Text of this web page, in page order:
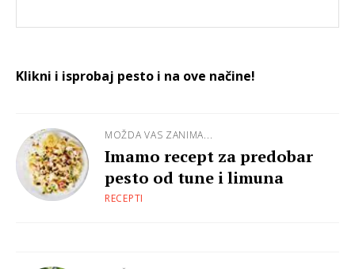
Klikni i isprobaj pesto i na ove načine!
MOŽDA VAS ZANIMA...
Imamo recept za predobar
pesto od tune i limuna
RECEPTI